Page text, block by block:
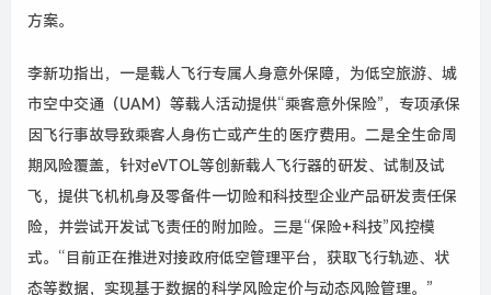
方案。
李新功指出，一是载人飞行专属人身意外保障，为低空旅游、城
市空中交通（UAM ）等载人活动提供“乘客意外保险”，专项承保
因飞行事故导致乘客人身伤亡或产生的医疗费用。二是全生命周
期风险覆盖，针对eVTOL等创新载人飞行器的研发、试制及试
飞，提供飞机机身及零备件一切险和科技型企业产品研发责任保
险，并尝试开发试飞责任的附加险。三是“保险+科技”风控模
式。 “ 目前正在推进对接政府低空管理平台，获取飞行轨迹、状
态等数据，实现基于数据的科学风险定价与动态风险管理。 ”